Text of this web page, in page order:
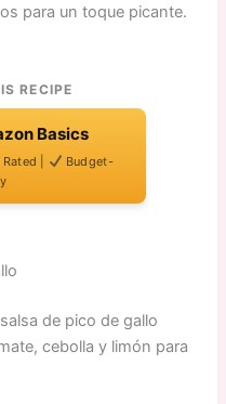
para un toque picante.
RECIPE
Basics
|
Budget-
de pico de gallo
cebolla y limón para